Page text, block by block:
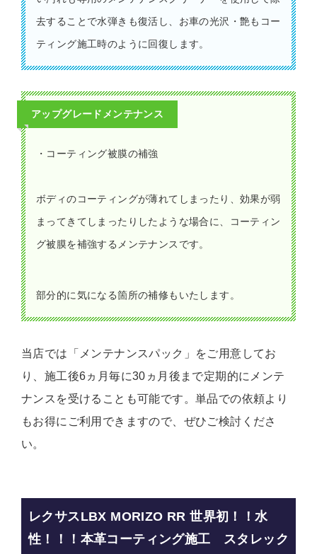
去することで水弾きも復活し、お車の光沢・艶もコー
ティング施工時のように回復します。
アップグレードメンテナンス
・コーティング被膜の補強
ボディのコーティングが薄れてしまったり、効果が弱
まってきてしまったりしたような場合に、コーティン
グ被膜を補強するメンテナンスです。
部分的に気になる箇所の補修もいたします。
当店では「メンテナンスパック」をご用意してお
り、施工後6ヵ月毎に30ヵ月後まで定期的にメンテ
ナンスを受けることも可能です。単品での依頼より
もお得にご利用できますので、ぜひご検討くださ
い。
レクサスLBX MORIZO RR 世界初！！水
性！！！本革コーティング施工 スタレック